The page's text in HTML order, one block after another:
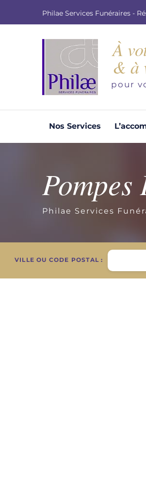
Philae Services Funéraires -
À
& à
pour
Nos Services
d'obsèques, nos équipe
répondre dans les
Pompes
Philae Services
VILLE OU CODE POSTAL :